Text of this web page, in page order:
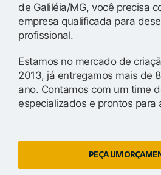
de Galiléia/MG, você precisa
empresa qualificada para
profissional.
Estamos no mercado de
2013, já entregamos mais de
ano. Contamos com um time
especializados e prontos para
PEÇA UM